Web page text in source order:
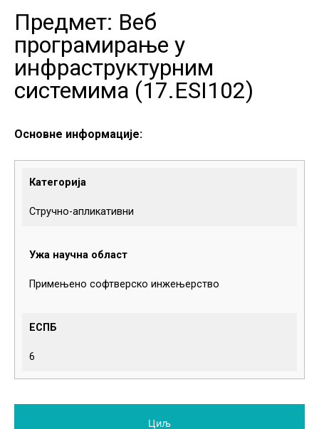
Предмет: Веб
програмирање у
инфраструктурним
системима (17.ESI102)
Основне информације:
Категорија
Стручно-апликативни
Ужа научна област
Примењено софтверско инжењерство
ЕСПБ
6
Циљ